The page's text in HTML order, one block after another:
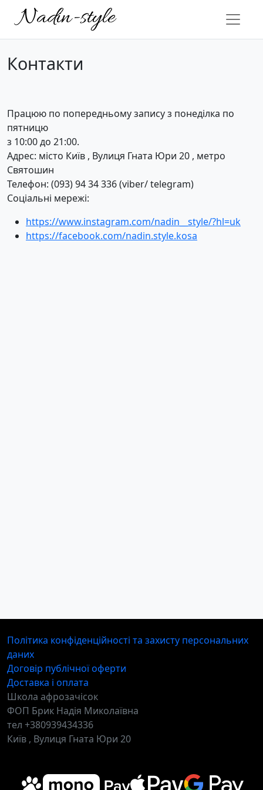
Контакти
Працюю по попередньому запису з понеділка по
пятницю
з 10:00 до 21:00.
Адрес: місто Київ , Вулиця Гната Юри 20 , метро
Святошин
Телефон: (093) 94 34 336 (viber/ telegram)
Соціальні мережі:
https://www.instagram.com/nadin__style/?hl=uk
https://facebook.com/nadin.style.kosa
Політика конфіденційності та захисту персональних
даних
Договір публічної оферти
Доставка і оплата
Школа афрозачісок
ФОП Брик Надія Миколаївна
тел +380939434336
Київ , Вулиця Гната Юри 20